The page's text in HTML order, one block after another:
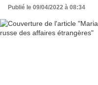
Publié le 09/04/2022 à 08:34